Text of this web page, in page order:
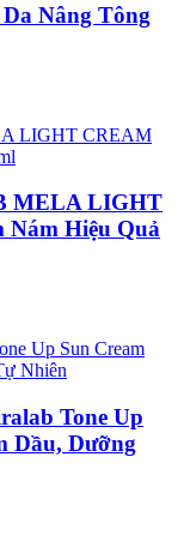
Nâng Tông
MELA LIGHT
Hiệu Quả
Tone Up
Dầu, Dưỡng